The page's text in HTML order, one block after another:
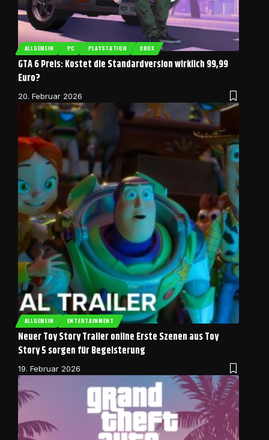
ALLGEMEIN PC PLAYSTATION XBOX
GTA 6 Preis: Kostet die Standardversion wirklich 99,99
Euro?
20. Februar 2026
ALLGEMEIN ENTERTAINMENT
Neuer Toy Story Trailer online Erste Szenen aus Toy
Story 5 sorgen für Begeisterung
19. Februar 2026